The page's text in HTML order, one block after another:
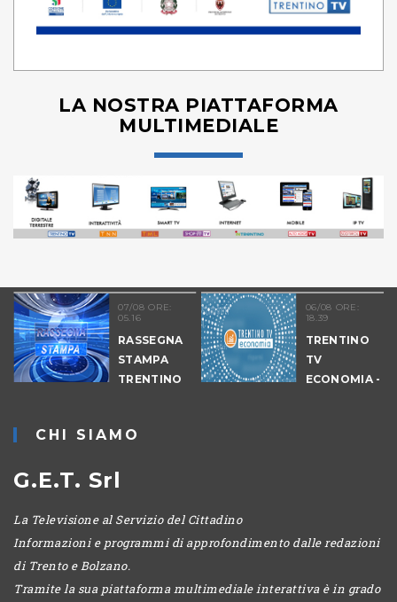
LA NOSTRA PIATTAFORMA
MULTIMEDIALE
07/08 ORE:
05.16
RASSEGNA
STAMPA
TRENTINO
06/08 ORE:
18.39
TRENTINO
TV
ECONOMIA -
CHI SIAMO
G.E.T. Srl
La Televisione al Servizio del Cittadino
Informazioni e programmi di approfondimento dalle redazioni
di Trento e Bolzano.
Tramite la sua piattaforma multimediale interattiva è in grado